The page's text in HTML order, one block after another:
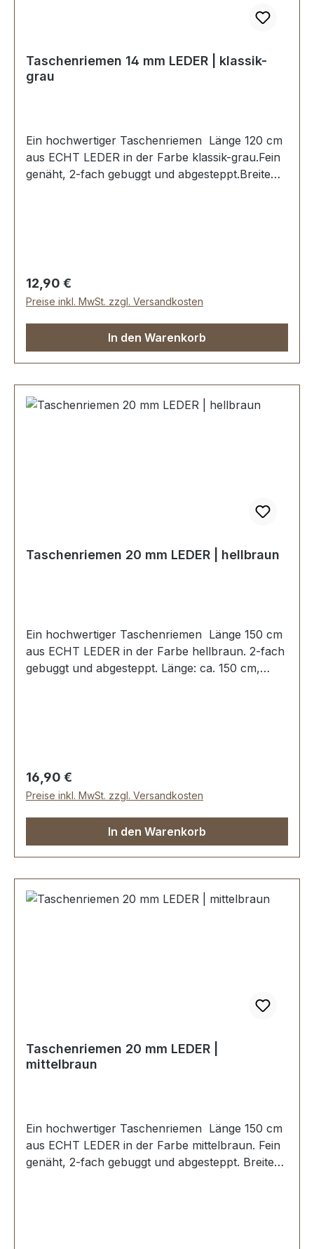
Taschenriemen 14 mm LEDER | klassik-
grau
Ein hochwertiger Taschenriemen Länge 120 cm
aus ECHT LEDER in der Farbe klassik-grau.Fein
genäht, 2-fach gebuggt und abgesteppt.Breite
Regulärer Preis:
12,90 €
Preise inkl. MwSt. zzgl. Versandkosten
In den Warenkorb
Taschenriemen 20 mm LEDER | hellbraun
Ein hochwertiger Taschenriemen Länge 150 cm
aus ECHT LEDER in der Farbe hellbraun. 2-fach
gebuggt und abgesteppt. Länge: ca. 150 cm,
Regulärer Preis:
16,90 €
Preise inkl. MwSt. zzgl. Versandkosten
In den Warenkorb
Taschenriemen 20 mm LEDER |
mittelbraun
Ein hochwertiger Taschenriemen Länge 150 cm
aus ECHT LEDER in der Farbe mittelbraun. Fein
genäht, 2-fach gebuggt und abgesteppt. Breite